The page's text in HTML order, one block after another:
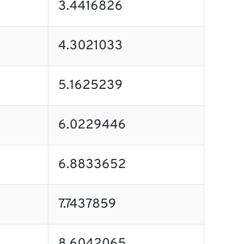
3.4416826
4.3021033
5.1625239
6.0229446
6.8833652
7.7437859